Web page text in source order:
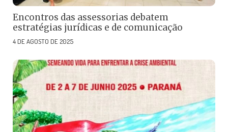
Encontros das assessorias debatem
estratégias jurídicas e de comunicação
4 DE AGOSTO DE 2025